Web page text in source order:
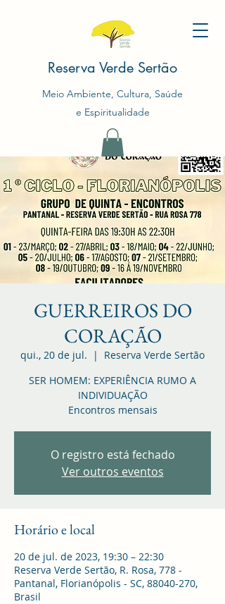
Reserva Verde Sertão
Meio Ambiente, Cultura, Saúde
e Espiritualidade
GUERREIROS DO
CORAÇÃO
qui., 20 de jul.
  |
Reserva Verde Sertão
SER HOMEM: EXPERIÊNCIA RUMO A
INDIVIDUAÇÃO
Encontros mensais
O registro está fechado
Ver outros eventos
Horário e local
20 de jul. de 2023, 19:30 – 22:30
Reserva Verde Sertão, R. Rosa, 778 -
Pantanal, Florianópolis - SC, 88040-270,
Brasil